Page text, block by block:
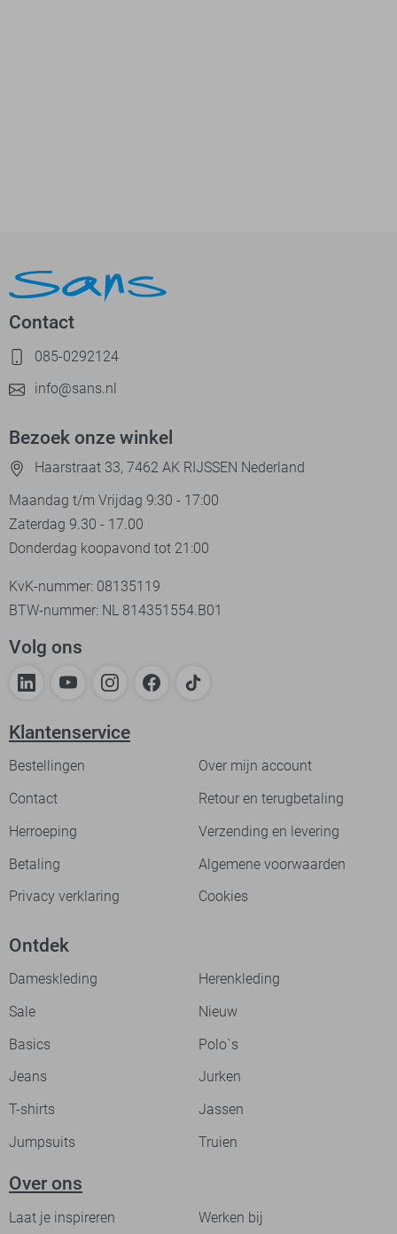
Contact
085-0292124
info@sans.nl
Bezoek onze winkel
Haarstraat 33, 7462 AK RIJSSEN Nederland
Maandag t/m Vrijdag 9:30 - 17:00
Zaterdag 9.30 - 17.00
Donderdag koopavond tot 21:00
KvK-nummer: 08135119
BTW-nummer: NL 814351554.B01
Volg ons
Klantenservice
Bestellingen
Over mijn account
Contact
Retour en terugbetaling
Herroeping
Verzending en levering
Betaling
Algemene voorwaarden
Privacy verklaring
Cookies
Ontdek
Dameskleding
Herenkleding
Sale
Nieuw
Basics
Polo`s
Jeans
Jurken
T-shirts
Jassen
Jumpsuits
Truien
Over ons
Laat je inspireren Werken bij